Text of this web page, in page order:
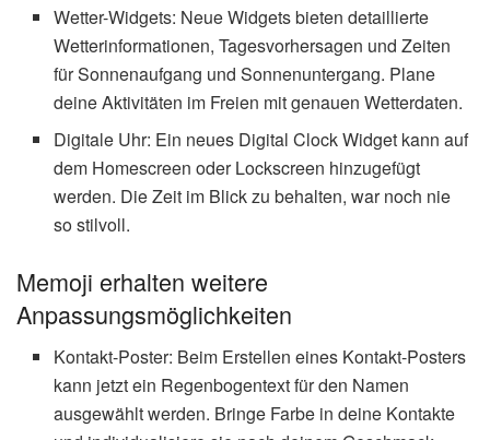
Wetter-Widgets: Neue Widgets bieten detaillierte
Wetterinformationen, Tagesvorhersagen und Zeiten
für Sonnenaufgang und Sonnenuntergang. Plane
deine Aktivitäten im Freien mit genauen Wetterdaten.
Digitale Uhr: Ein neues Digital Clock Widget kann auf
dem Homescreen oder Lockscreen hinzugefügt
werden. Die Zeit im Blick zu behalten, war noch nie
so stilvoll.
Memoji erhalten weitere
Anpassungsmöglichkeiten
Kontakt-Poster: Beim Erstellen eines Kontakt-Posters
kann jetzt ein Regenbogentext für den Namen
ausgewählt werden. Bringe Farbe in deine Kontakte